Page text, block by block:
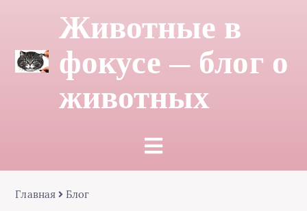
Животные в
фокусе — блог о
животных
Главная Блог